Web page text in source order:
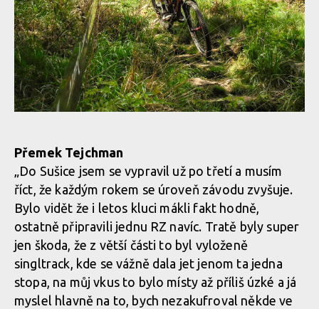
Přemek Tejchman
„Do Sušice jsem se vypravil už po třetí a musím
říct, že každým rokem se úroveň závodu zvyšuje.
Bylo vidět že i letos kluci mákli fakt hodně,
ostatně připravili jednu RZ navíc. Tratě byly super
jen škoda, že z větší části to byl vyloženě
singltrack, kde se vážně dala jet jenom ta jedna
stopa, na můj vkus to bylo místy až příliš úzké a já
myslel hlavně na to, bych nezakufroval někde ve